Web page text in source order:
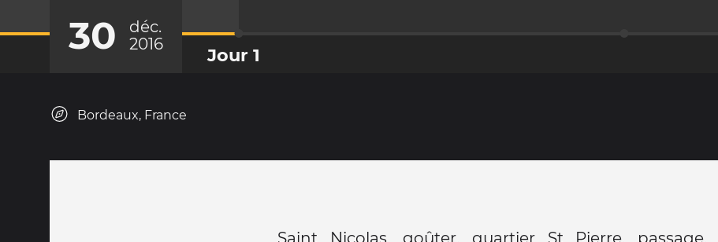
30
déc.
2016
Jour 1
Bordeaux, France
Saint Nicolas. goûter. quartier St Pierre.